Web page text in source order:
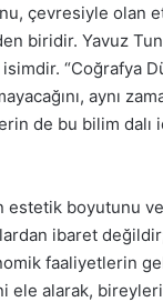
çevresiyle olan
biridir. Yavuz
“Coğrafya
aynı
de bu bilim dalı
estetik
ibaret
faaliyetlerin
alarak,